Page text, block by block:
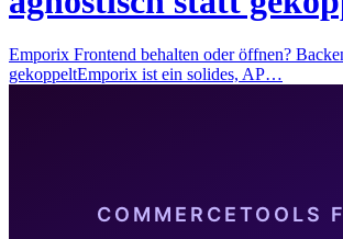
Emporix Frontend behalten oder öffnen?
gekoppeltEmporix ist ein solides, AP…